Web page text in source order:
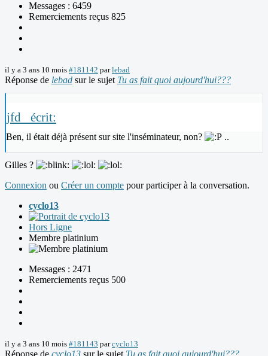
Messages : 6459
Remerciements reçus 825
il y a 3 ans 10 mois #181142 parlebad
Réponse de lebad sur le sujet Tu as fait quoi aujourd'hui???
jfd_ écrit:
Ben, il était déjà présent sur site l'inséminateur, non? ..
Gilles ?
Connexion ou Créer un compte pour participer à la conversation.
cyclo13
Hors Ligne
Membre platinium
Messages : 2471
Remerciements reçus 500
il y a 3 ans 10 mois #181143 parcyclo13